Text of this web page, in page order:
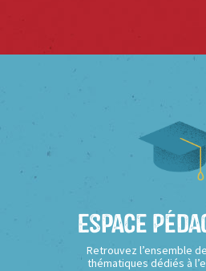
Espace
Retrouvez l’ensemble
thématiques dédiés à